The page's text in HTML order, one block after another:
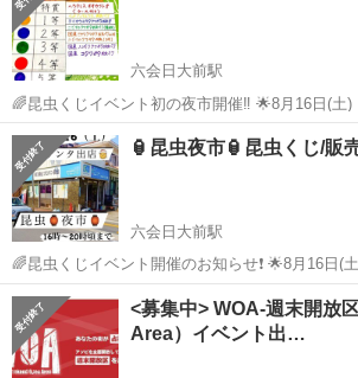
ェス...
六会日大前駅
🌈昆虫くじイベント初の夜市開催‼️ 🌟8月16日(土) 🏮昆虫夜市🏮16時〜
✨ 場所:桐山プロパン商会様駐車場 住所:神奈川県
小田急線（六会日大前駅近く） ※暑い日が続いて
開催し...
神奈川 藤沢市 六会日大前駅 地域/お祭り
🏮昆虫夜市🏮昆虫くじ/販
六会日大前駅
🌈昆虫くじイベント開催のお知らせ❗️ 🌟8月16日(土) 🏮昆虫夜市🏮16
時〜✨ 場所:桐山プロパン商会様駐車場 住所:神奈川県藤沢市亀井野2-
12-6 小田急線（六会日大前駅近く） ※暑い日が
から開...
神奈川 藤沢市 六会日大前駅 地域/お祭
<募集中> WOA-週末開放
Area）イベント出…